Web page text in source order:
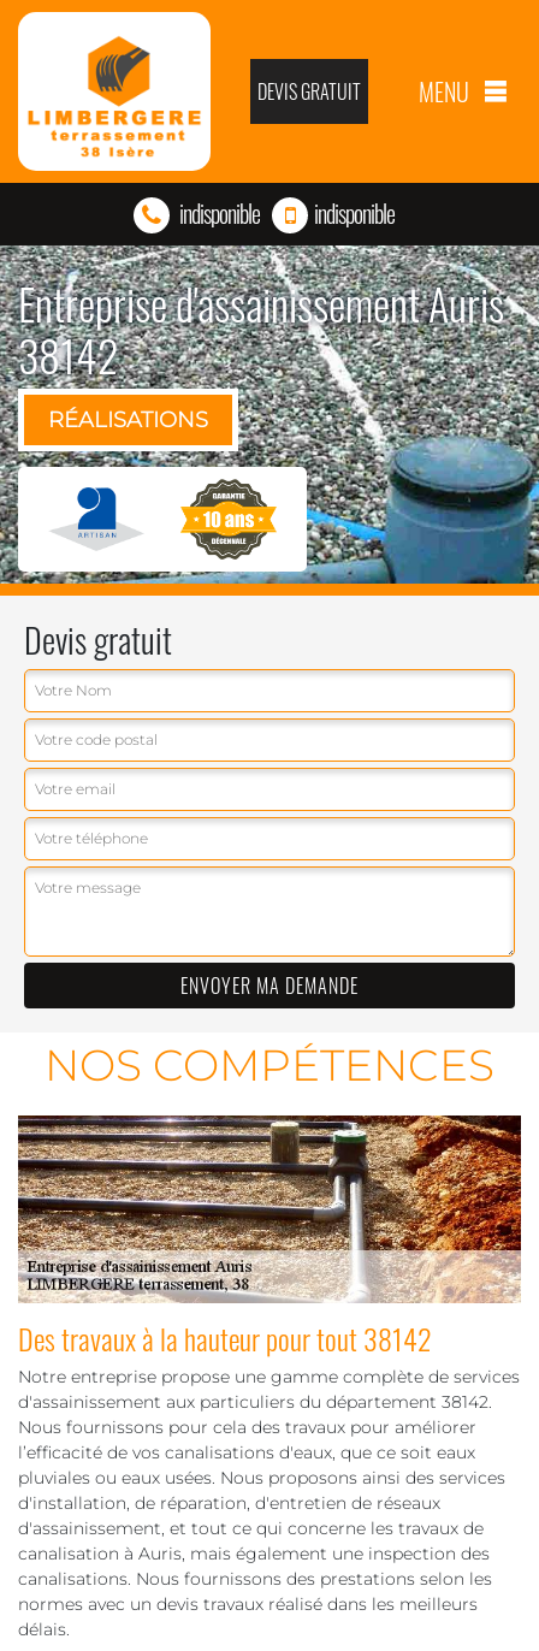
DEVIS GRATUIT MENU
indisponible indisponible
Entreprise d'assainissement Auris
38142
RÉALISATIONS
Devis gratuit
NOS COMPÉTENCES
Des travaux à la hauteur pour tout 38142
Notre entreprise propose une gamme complète de services
d'assainissement aux particuliers du département 38142.
Nous fournissons pour cela des travaux pour améliorer
l’efficacité de vos canalisations d'eaux, que ce soit eaux
pluviales ou eaux usées. Nous proposons ainsi des services
d'installation, de réparation, d'entretien de réseaux
d'assainissement, et tout ce qui concerne les travaux de
canalisation à Auris, mais également une inspection des
canalisations. Nous fournissons des prestations selon les
normes avec un devis travaux réalisé dans les meilleurs
délais.